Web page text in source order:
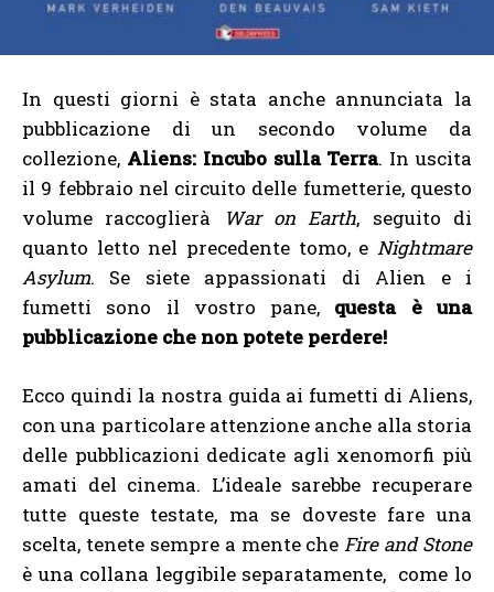
In questi giorni è stata anche annunciata la
pubblicazione di un secondo volume da
collezione, Aliens: Incubo sulla Terra. In uscita
il 9 febbraio nel circuito delle fumetterie, questo
volume raccoglierà
War on Earth, seguito di
quanto letto nel precedente tomo, e Nightmare
Asylum. Se siete appassionati di Alien e i
fumetti sono il vostro pane, questa è una
pubblicazione che non potete perdere!
Ecco quindi la nostra guida ai fumetti di Aliens,
con una particolare attenzione anche alla storia
delle pubblicazioni dedicate agli xenomorfi più
amati del cinema. L’ideale sarebbe recuperare
tutte queste testate, ma se doveste fare una
scelta, tenete sempre a mente che Fire and Stone
è una collana leggibile separatamente, come lo